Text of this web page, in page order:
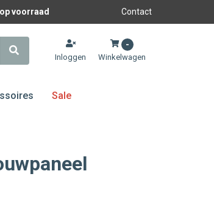
op voorraad Contact
Inloggen
-
Winkelwagen
Sale